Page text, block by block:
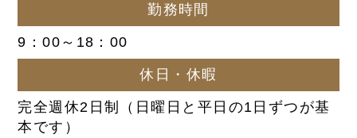
勤務時間
9：00～18：00
休日・休暇
完全週休2日制（日曜日と平日の1日ずつが基
本です）